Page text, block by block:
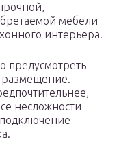
мебели
интерьера.
предусмотреть
размещение.
несложности